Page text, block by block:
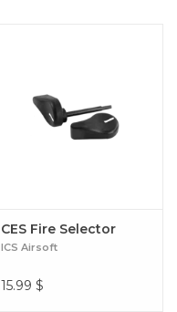
CES Fire Selector
ICS Airsoft
15.99 $